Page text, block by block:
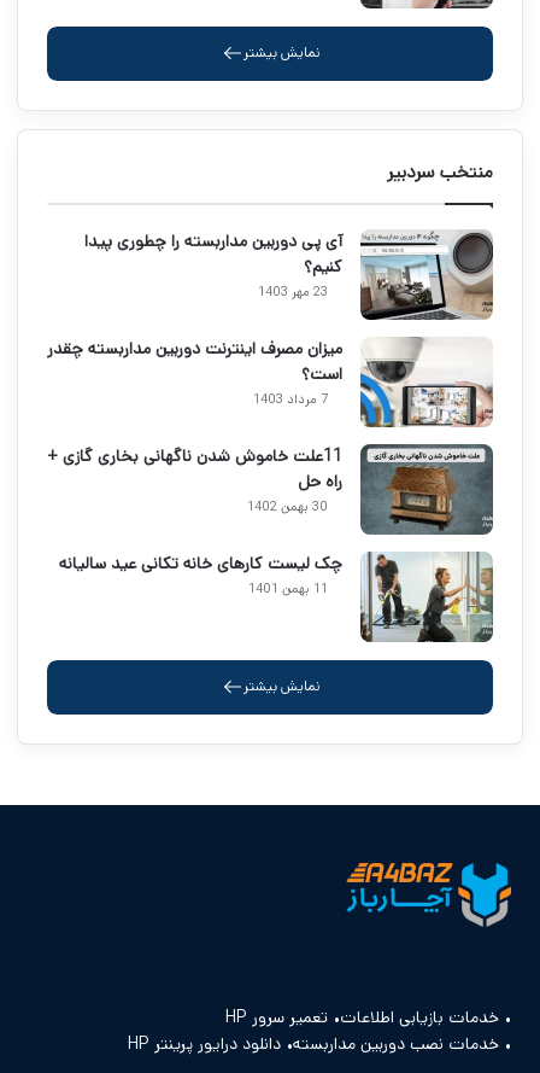
نمایش بیشتر
منتخب سردبیر
آی پی دوربین مداربسته را چطوری پیدا
کنیم؟
23 مهر 1403
میزان مصرف اینترنت دوربین مداربسته چقدر
است؟
7 مرداد 1403
11علت خاموش شدن ناگهانی بخاری گازی +
راه حل
30 بهمن 1402
چک لیست کارهای خانه تکانی عید سالیانه
11 بهمن 1401
نمایش بیشتر
خدمات بازیابی اطلاعات تعمیر سرور HP
خدمات نصب دوربین مداربسته دانلود درایور پرینتر HP